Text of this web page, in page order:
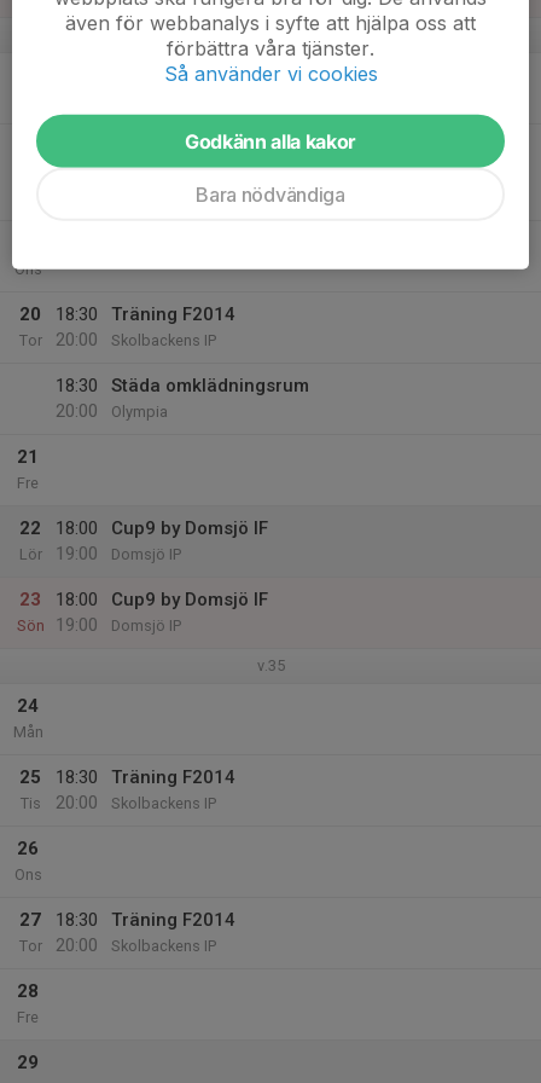
v.34
18
20:15
Match mot BIK Fotboll F14
Div. 5 Flick grupp vit höst Ångermanland
Olympia - Olympiaskogen
Ons
20
Tor
18:30
20:00
Träning F2014
Skolbackens IP
18:30
20:00
Städa omklädningsrum
Olympia
21
Fre
22
Lör
18:00
19:00
Cup9 by Domsjö IF
Domsjö IP
23
Sön
18:00
19:00
Cup9 by Domsjö IF
Domsjö IP
v.35
24
Mån
25
Tis
18:30
20:00
Träning F2014
Skolbackens IP
26
Ons
27
Tor
18:30
20:00
Träning F2014
Skolbackens IP
28
Fre
29
även för webbanalys i syfte att hjälpa oss att
förbättra våra tjänster.
Så använder vi cookies
Godkänn alla kakor
Bara nödvändiga